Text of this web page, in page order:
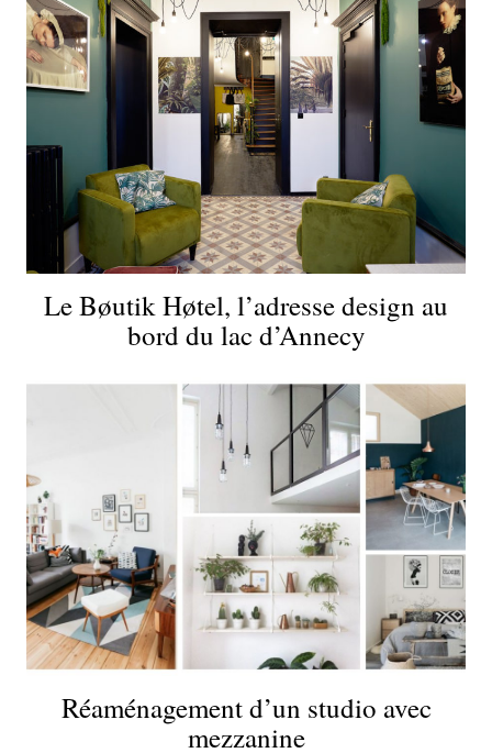
Le Bøutik Høtel, l’adresse design au
bord du lac d’Annecy
Réaménagement d’un studio avec
mezzanine